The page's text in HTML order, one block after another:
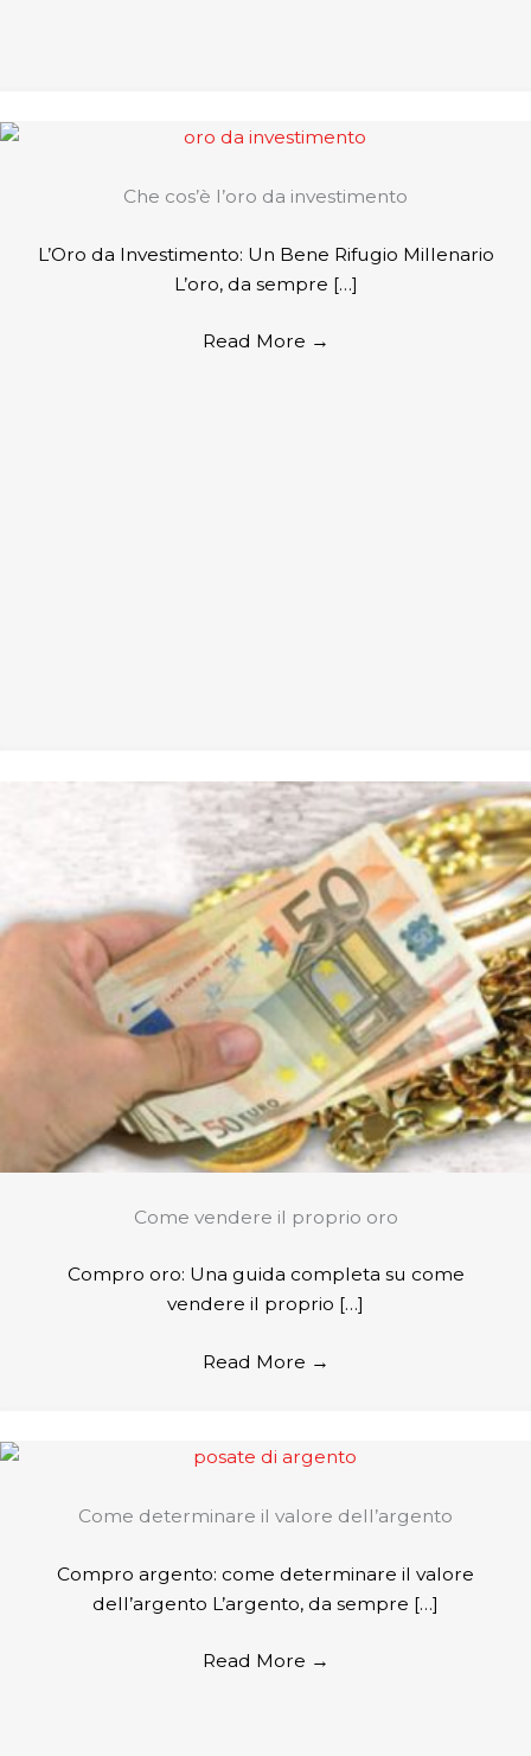
Che cos’è l’oro da investimento
L’Oro da Investimento: Un Bene Rifugio Millenario
L’oro, da sempre […]
Read More →
Come vendere il proprio oro
Compro oro: Una guida completa su come
vendere il proprio […]
Read More →
Come determinare il valore dell’argento
Compro argento: come determinare il valore
dell’argento L’argento, da sempre […]
Read More →